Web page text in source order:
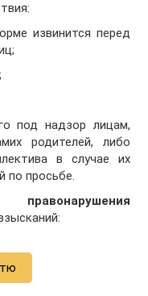
извинится перед
под надзор лицам,
родителей, либо
в случае их
по просьбе.